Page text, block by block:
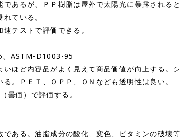
であるが、ＰＰ樹脂は屋外で太陽光に暴露される
ている。
テストで評価できる。
ASTM-D1003-95
ほど内容品がよく見えて商品価値が向上する。
。ＰＥＴ、ＯＰＰ、ＯＮなども透明性は良い。
曇価）で評価する。
ある。油脂成分の酸化、変色、ビタミンの破壊